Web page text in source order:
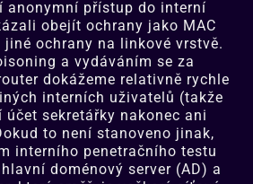
anonymní přístup do interní
obejít ochrany jako MAC
ochrany na linkové vrstvě.
a vydáváním se za
dokážeme relativně rychle
interních uživatelů (takže
sekretářky nakonec ani
to není stanoveno jinak,
interního penetračního testu
doménový server (AD) a